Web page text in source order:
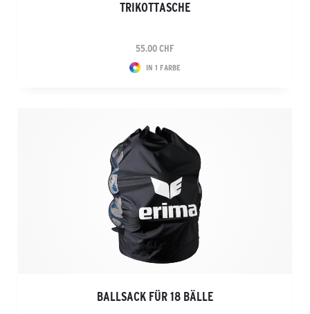
TRIKOTTASCHE
55.00 CHF
IN 1 FARBE
BALLSACK FÜR 18 BÄLLE